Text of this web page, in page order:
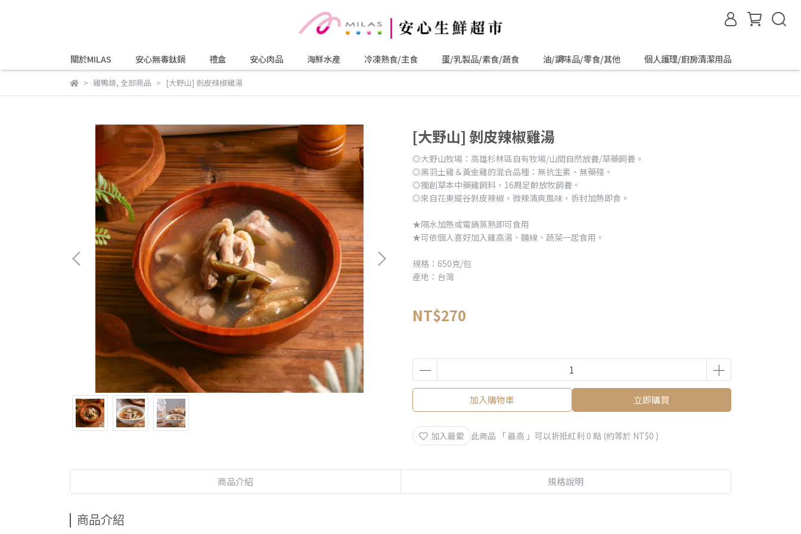
關於MILAS 安心無毒鈦鍋 禮盒 安心肉品 海鮮水產 冷凍熟食/主食 蛋/乳製品/素食/蔬食 油/調味品/零食/其他 個人護理/廚房清潔用品
雞鴨類, 全部商品 [大野山] 剝皮辣椒雞湯
[大野山] 剝皮辣椒雞湯
◎大野山牧場：高雄杉林區自有牧場/山間自然放養/草藥飼養。
◎黑羽土雞＆黃金雞的混合品種：無抗生素、無藥殘。
◎獨創草本中藥雞飼料，16周足齡放牧飼養。
◎來自花東縱谷剝皮辣椒，微辣清爽風味，拆封加熱即食。
★隔水加熱或電鍋蒸熟即可食用
★可依個人喜好加入雞高湯、麵線、蔬菜一起食用。
規格：650克/包
產地：台灣
NT$270
加入購物車 立即購買
加入最愛 此商品 「 最高 」可以折抵紅利 0 點 (約等於 NT$0 )
商品介紹 規格說明
商品介紹